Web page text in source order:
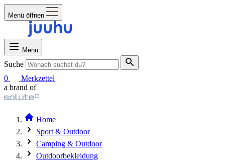
Menü öffnen
Menü
Suche
0
Merkzettel
a brand of
Home
Sport & Outdoor
Camping & Outdoor
Outdoorbekleidung